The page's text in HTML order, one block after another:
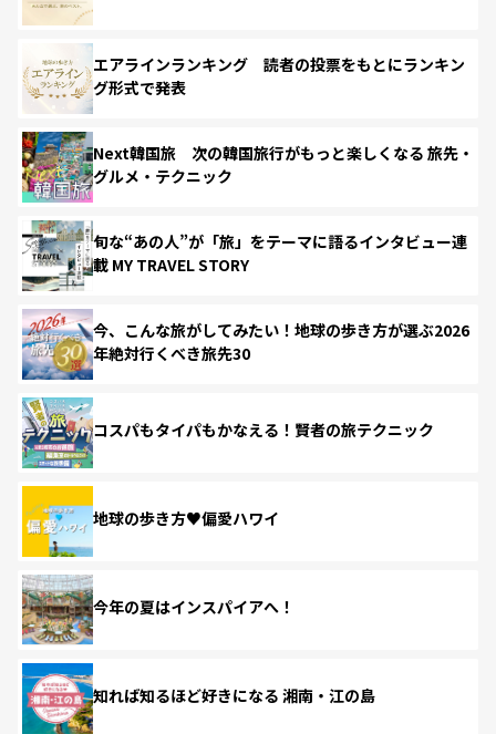
エアラインランキング 読者の投票をもとにランキン
グ形式で発表
Next韓国旅 次の韓国旅行がもっと楽しくなる 旅先・
グルメ・テクニック
旬な“あの人”が「旅」をテーマに語るインタビュー連
載 MY TRAVEL STORY
今、こんな旅がしてみたい！地球の歩き方が選ぶ2026
年絶対行くべき旅先30
コスパもタイパもかなえる！賢者の旅テクニック
地球の歩き方♥偏愛ハワイ
今年の夏はインスパイアへ！
知れば知るほど好きになる 湘南・江の島